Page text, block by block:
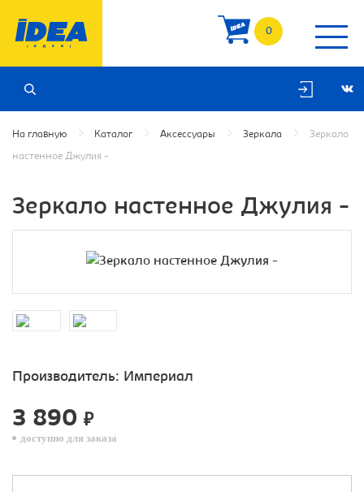
0
На главную Каталог Аксессуары Зеркала Зеркало
настенное Джулия -
Зеркало настенное Джулия -
Производитель: Империал
3 890 ₽
доступно для заказа